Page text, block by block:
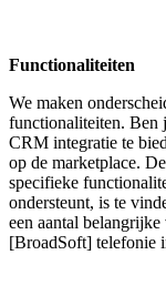
Functionaliteiten
We maken
functionaliteiten. Ben
CRM integratie te
op de marketplace.
specifieke
ondersteunt, is te
een aantal
[BroadSoft] telefonie